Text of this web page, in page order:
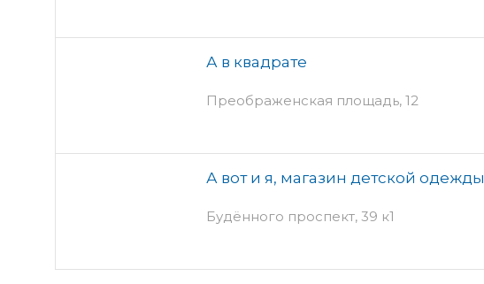
А в квадрате
Преображенская площадь, 12
А вот и я, магазин детской одежды
Будённого проспект, 39 к1